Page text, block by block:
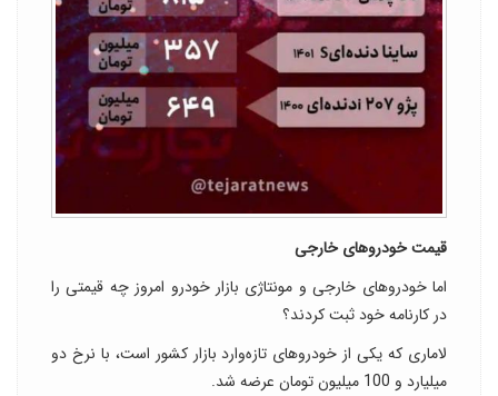
قیمت خودروهای خارجی
اما خودروهای خارجی و مونتاژی بازار خودرو امروز چه قیمتی را
در کارنامه خود ثبت کردند؟
لاماری که یکی از خودروهای تازه‌وارد بازار کشور است، با نرخ دو
میلیارد و 100 میلیون تومان عرضه شد.